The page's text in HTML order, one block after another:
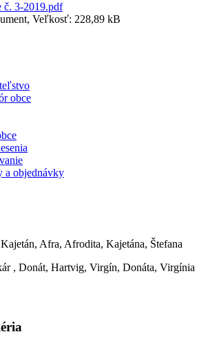
č. 3-2019.pdf
Veľkosť: 228,89 kB
obce
a objednávky
Afra, Afrodita, Kajetána, Štefana
, Donát, Hartvig, Virgín, Donáta, Virgínia